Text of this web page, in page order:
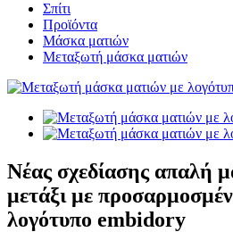
Σπίτι
Προϊόντα
Μάσκα ματιών
Μεταξωτή μάσκα ματιών
Νέας σχεδίασης απαλή
μετάξι με
λογότυπο embidory